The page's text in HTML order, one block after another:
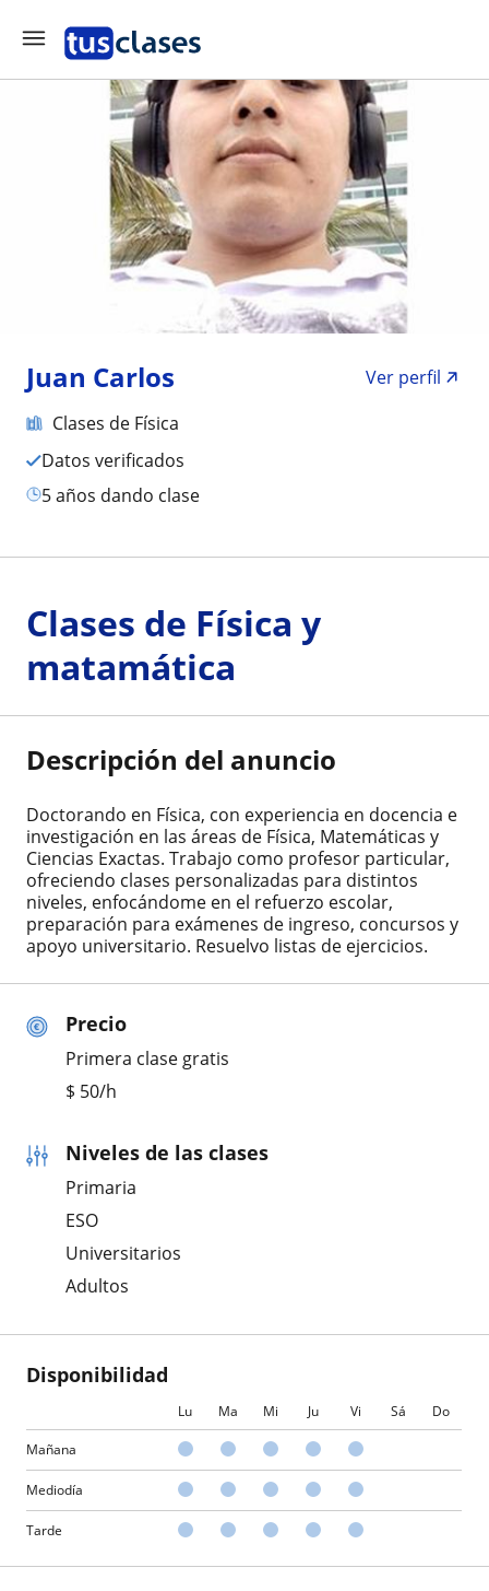
Juan Carlos
Ver perfil
Clases de Física
Datos verificados
5 años dando clase
Precio
Primera clase gratis
$ 50/h
Niveles de las clases
Primaria
ESO
Universitarios
Adultos
Disponibilidad
Lu Ma Mi Ju Vi Sá Do
Mañana
Mediodía
Tarde
Clases de Física y
matamática
Descripción del anuncio
Doctorando en Física, con experiencia en docencia e
investigación en las áreas de Física, Matemáticas y
Ciencias Exactas. Trabajo como profesor particular,
ofreciendo clases personalizadas para distintos
niveles, enfocándome en el refuerzo escolar,
preparación para exámenes de ingreso, concursos y
apoyo universitario. Resuelvo listas de ejercicios.